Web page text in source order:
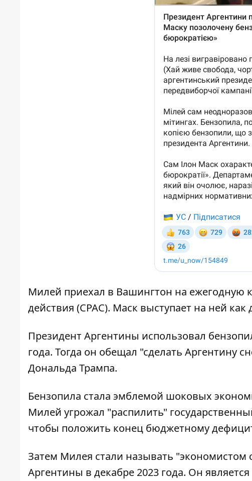
Милей приехал в Вашингтон на ежегодную
действия (CPAC). Маск выступает на ней как
Президент Аргентины использовал
года. Тогда он обещал "сделать Аргентину
Дональда Трампа.
Бензопила стала эмблемой шоковых
Милей угрожал "распилить"
чтобы положить конец бюджетному
Затем Милея стали называть "экономистом
Аргентины в декабре 2023 года. Он